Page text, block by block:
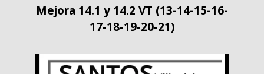
Mejora 14.1 y 14.2 VT (13-14-15-16-
17-18-19-20-21)